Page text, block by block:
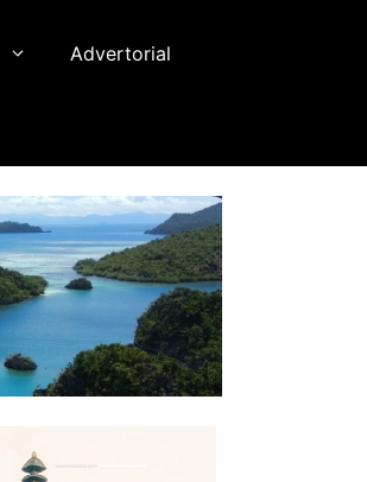
Advertorial